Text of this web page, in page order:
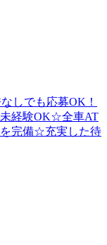
しでも応募OK！
経験OK☆全車AT
完備☆充実した待